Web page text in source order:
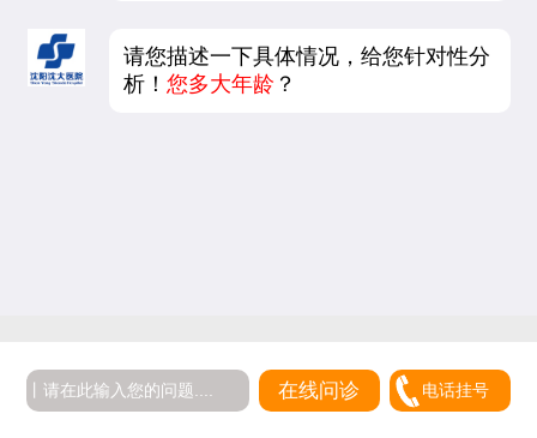
请您描述一下具体情况，给您针对性分
析！您多大年龄 ？
在线问诊 电话挂号